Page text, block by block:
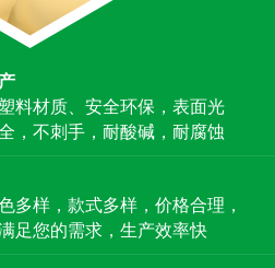
料材质、安全环保，表面光
，不刺手，耐酸碱，耐腐蚀
多样，款式多样，价格合理，
足您的需求，生产效率快